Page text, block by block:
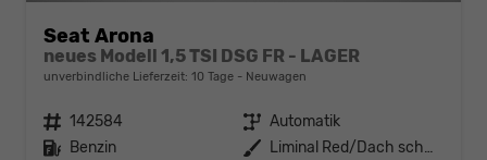
Seat Arona
neues Modell 1,5 TSI DSG FR - LAGER
unverbindliche Lieferzeit: 10 Tage Neuwagen
Fahrzeugnr. 142584 Getriebe Automatik
Kraftstoff Benzin Außenfarbe
Liminal Red/Dach schwarz Metallic (S60E)